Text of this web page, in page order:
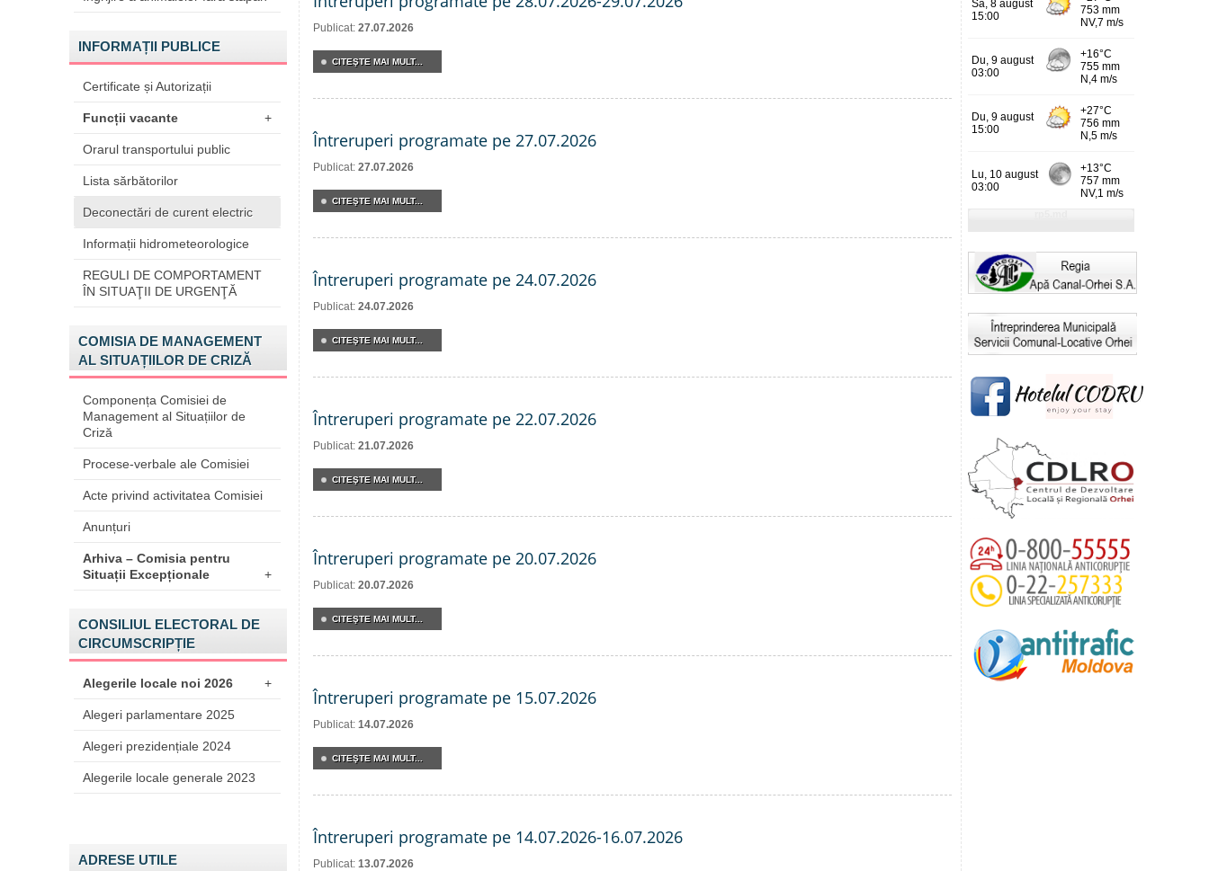
INFORMAȚII PUBLICE
Certificate și Autorizații
Funcții vacante +
Orarul transportului public
Lista sărbătorilor
Deconectări de curent electric
Informații hidrometeorologice
REGULI DE COMPORTAMENT
ÎN SITUAŢII DE URGENŢĂ
COMISIA DE MANAGEMENT
AL SITUAȚIILOR DE CRIZĂ
Componența Comisiei de
Management al Situațiilor de
Criză
Procese-verbale ale Comisiei
Acte privind activitatea Comisiei
Anunțuri
Arhiva – Comisia pentru
Situații Excepționale
+
CONSILIUL ELECTORAL DE
CIRCUMSCRIPȚIE
Alegerile locale noi 2026 +
Alegeri parlamentare 2025
Alegeri prezidențiale 2024
Alegerile locale generale 2023
ADRESE UTILE
Publicat: 27.07.2026
CITEŞTE MAI MULT...
Întreruperi programate pe 27.07.2026
Publicat: 27.07.2026
CITEŞTE MAI MULT...
Întreruperi programate pe 24.07.2026
Publicat: 24.07.2026
CITEŞTE MAI MULT...
Întreruperi programate pe 22.07.2026
Publicat: 21.07.2026
CITEŞTE MAI MULT...
Întreruperi programate pe 20.07.2026
Publicat: 20.07.2026
CITEŞTE MAI MULT...
Întreruperi programate pe 15.07.2026
Publicat: 14.07.2026
CITEŞTE MAI MULT...
Întreruperi programate pe 14.07.2026-16.07.2026
Publicat: 13.07.2026